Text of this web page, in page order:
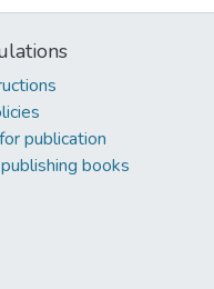
publication
books